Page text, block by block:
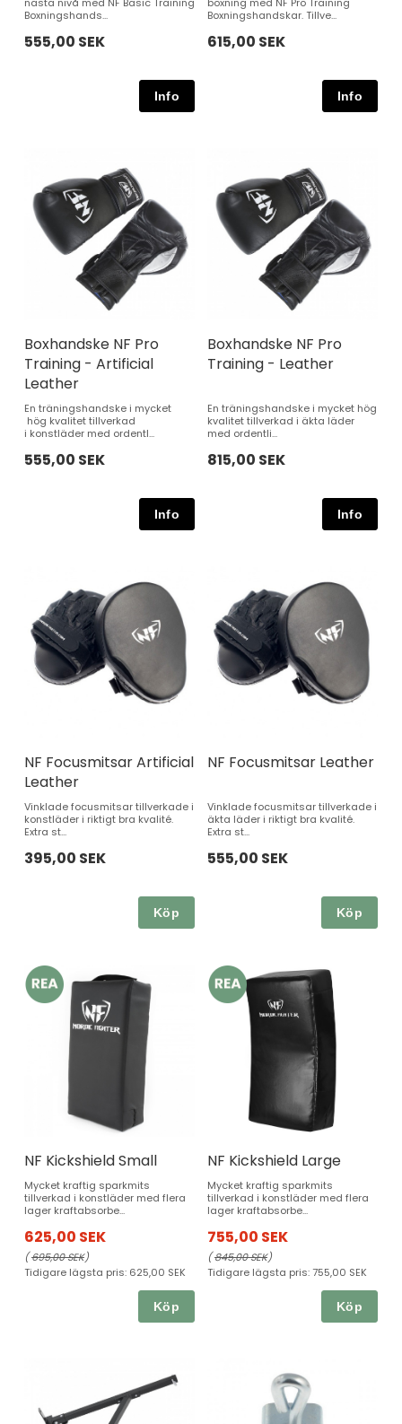
Boxningshands...
555,00 SEK
Boxningshandskar. Tillve...
615,00 SEK
Boxhandske NF Pro
Training - Artificial
Leather
En träningshandske i mycket
hög kvalitet tillverkad
i konstläder med ordentl...
555,00 SEK
Boxhandske NF Pro
Training - Leather
En träningshandske i mycket hög
kvalitet tillverkad i äkta läder
med ordentli...
815,00 SEK
NF Focusmitsar Artificial
Leather
Vinklade focusmitsar tillverkade i
konstläder i riktigt bra kvalité.
Extra st...
395,00 SEK
Köp
NF Focusmitsar Leather
Vinklade focusmitsar tillverkade i
äkta läder i riktigt bra kvalité.
Extra st...
555,00 SEK
Köp
NF Kickshield Small
Mycket kraftig sparkmits
tillverkad i konstläder med flera
lager kraftabsorbe...
625,00 SEK
(695,00 SEK)
Tidigare lägsta pris: 625,00 SEK
Köp
NF Kickshield Large
Mycket kraftig sparkmits
tillverkad i konstläder med flera
lager kraftabsorbe...
755,00 SEK
(845,00 SEK)
Tidigare lägsta pris:755,00 SEK
Köp